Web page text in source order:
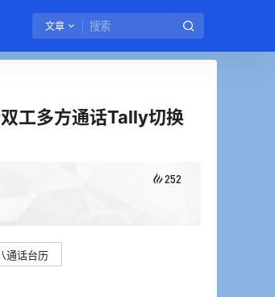
文章
工多方通话Tally切换
252
通话台历